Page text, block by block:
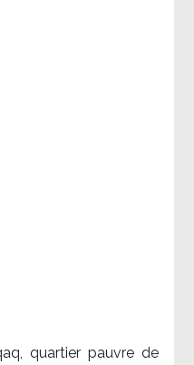
quartier pauvre de